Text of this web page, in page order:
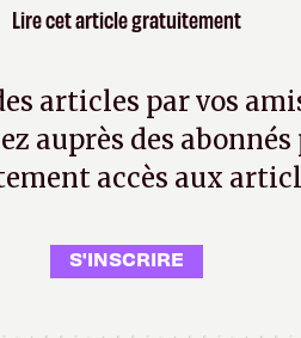
Lire cet article gratuitement
articles par vos
auprès des
accès aux
S'INSCRIRE